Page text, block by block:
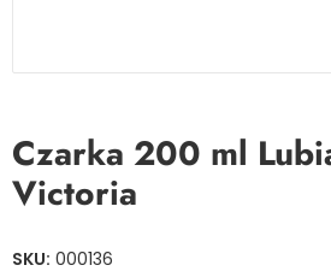
Czarka 200 ml
Victoria
SKU: 000136